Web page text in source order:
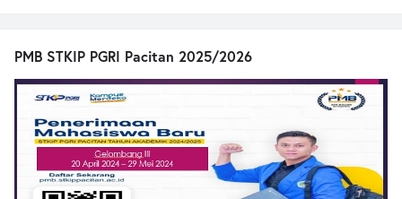
PMB STKIP PGRI Pacitan 2025/2026